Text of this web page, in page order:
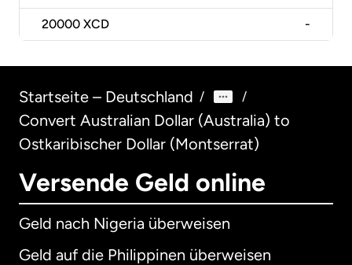
20000 XCD -
Startseite – Deutschland / /
Convert Australian Dollar (Australia) to
Ostkaribischer Dollar (Montserrat)
Versende Geld online
Geld nach Nigeria überweisen
Geld auf die Philippinen überweisen